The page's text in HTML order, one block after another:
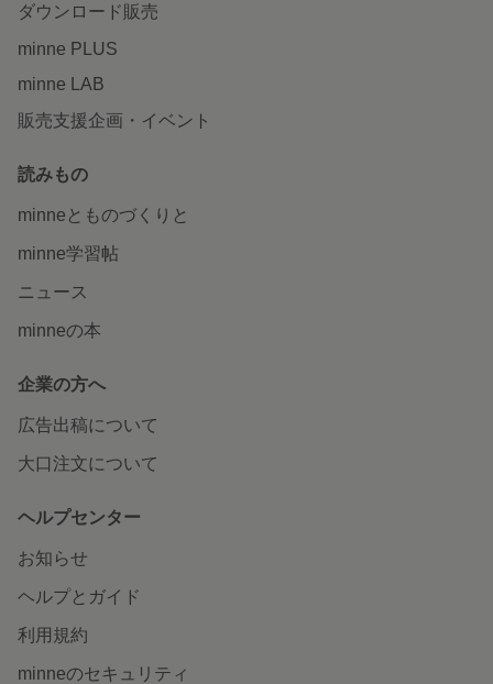
ダウンロード販売
minne PLUS
minne LAB
販売支援企画・イベント
読みもの
minneとものづくりと
minne学習帖
ニュース
minneの本
企業の方へ
広告出稿について
大口注文について
ヘルプセンター
お知らせ
ヘルプとガイド
利用規約
minneのセキュリティ